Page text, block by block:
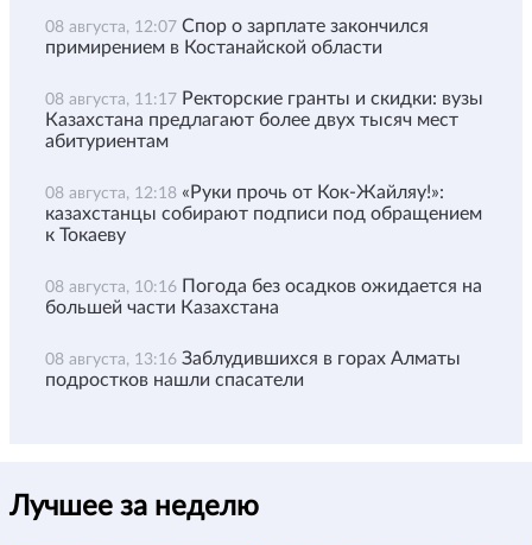
08 августа, 12:07 Спор о зарплате закончился
примирением в Костанайской области
08 августа, 11:17 Ректорские гранты и скидки: вузы
Казахстана предлагают более двух тысяч мест
абитуриентам
08 августа, 12:18 «Руки прочь от Кок-Жайляу!»:
казахстанцы собирают подписи под обращением
к Токаеву
08 августа, 10:16 Погода без осадков ожидается на
большей части Казахстана
08 августа, 13:16 Заблудившихся в горах Алматы
подростков нашли спасатели
Лучшее за неделю